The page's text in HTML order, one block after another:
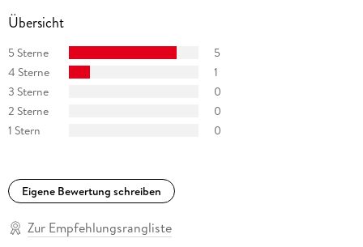
Übersicht
5 Sterne
5
4 Sterne
1
3 Sterne
0
2 Sterne
0
1 Stern
0
Eigene Bewertung schreiben
Zur Empfehlungsrangliste